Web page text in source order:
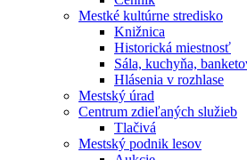
Mestké kultúrne stredisko
Knižnica
Historická miestnosť
Sála, kuchyňa,
Hlásenia v rozhlase
Mestský úrad
Centrum zdieľaných služieb
Tlačivá
Mestský podnik lesov